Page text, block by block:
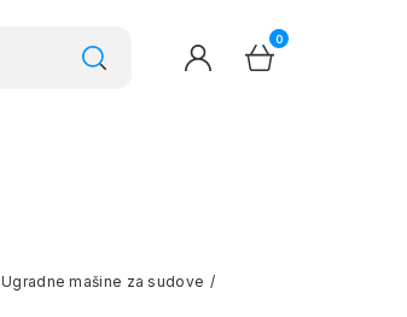
0
Ugradne mašine za sudove /